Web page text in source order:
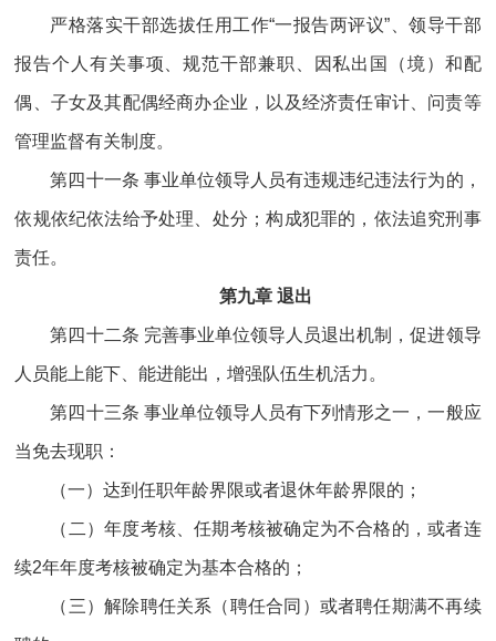
严格落实干部选拔任用工作“一报告两评议”、领导干部
报告个人有关事项、规范干部兼职、因私出国（境）和配
偶、子女及其配偶经商办企业，以及经济责任审计、问责等
管理监督有关制度。
第四十一条 事业单位领导人员有违规违纪违法行为的，
依规依纪依法给予处理、处分；构成犯罪的，依法追究刑事
责任。
第九章 退出
第四十二条 完善事业单位领导人员退出机制，促进领导
人员能上能下、能进能出，增强队伍生机活力。
第四十三条 事业单位领导人员有下列情形之一，一般应
当免去现职：
（一）达到任职年龄界限或者退休年龄界限的；
（二）年度考核、任期考核被确定为不合格的，或者连
续2年年度考核被确定为基本合格的；
（三）解除聘任关系（聘任合同）或者聘任期满不再续